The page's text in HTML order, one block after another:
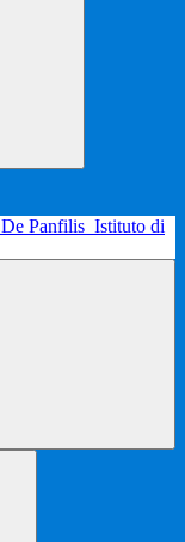
De Panfilis Istituto di